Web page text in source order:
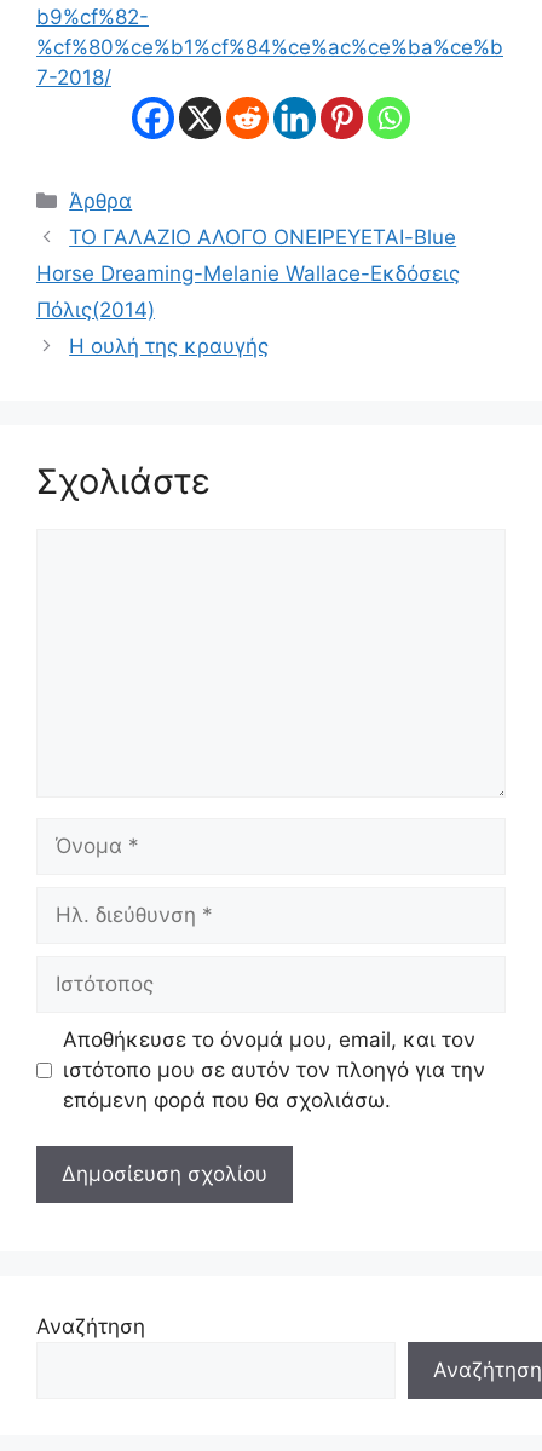
b9%cf%82-
%cf%80%ce%b1%cf%84%ce%ac%ce%ba%ce%b
7-2018/
Κατηγορίες
Άρθρα
ΤΟ ΓΑΛΑΖΙΟ ΑΛΟΓΟ ΟΝΕΙΡΕΥΕΤΑΙ-Blue
Horse Dreaming-Melanie Wallace-Εκδόσεις
Πόλις(2014)
Η ουλή της κραυγής
Σχολιάστε
διεύθυνση
Αποθήκευσε το όνομά μου, email, και τον
ιστότοπο μου σε αυτόν τον πλοηγό για την
επόμενη φορά που θα σχολιάσω.
Αναζήτηση
Αναζήτηση